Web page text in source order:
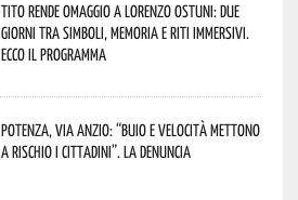
Tito rende omaggio a Lorenzo Ostuni: due
giorni tra simboli, memoria e riti immersivi.
Ecco il programma
Potenza, Via Anzio: “Buio e velocità mettono
a rischio i cittadini”. La denuncia